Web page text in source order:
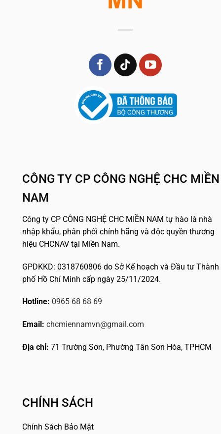
CÔNG TY CP CÔNG NGHỆ CHC MIỀN
NAM
Công ty CP CÔNG NGHỆ CHC MIỀN NAM tự hào là nhà
nhập khẩu, phân phối chính hãng và độc quyền thương
hiệu CHCNAV tại Miền Nam.
GPDKKD: 0318760806 do Sở Kế hoạch và Đầu tư Thành
phố Hồ Chí Minh cấp ngày 25/11/2024.
Hotline: 0965 68 68 69
Email: chcmiennamvn@gmail.com
Địa chỉ: 71 Trường Sơn, Phường Tân Sơn Hòa, TPHCM
CHÍNH SÁCH
Chính Sách Bảo Mật